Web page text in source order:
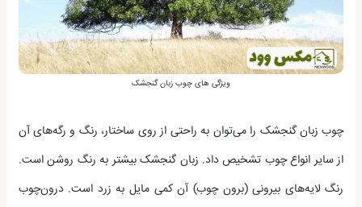
ویژگی های چوب زبان گنجشک
چوب زبان گنجشک را می‌توان به راحتی از روی ساختار، رنگ و رگه‌های آن
از سایر انواع چوب تشخیص داد. زبان گنجشک بیشتر به رنگ روشن است.
رنگ لایه‌های بیرونی (برون چوب) آن کمی مایل به زرد است. درون‌چوب